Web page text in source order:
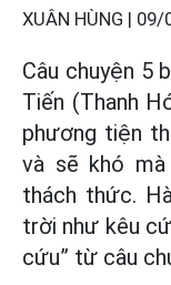
XUÂN HÙNG | 09/
Câu chuyện 5
Tiến (Thanh
phương tiện
và sẽ khó
thách thức.
trời như kêu
cứu” từ câu